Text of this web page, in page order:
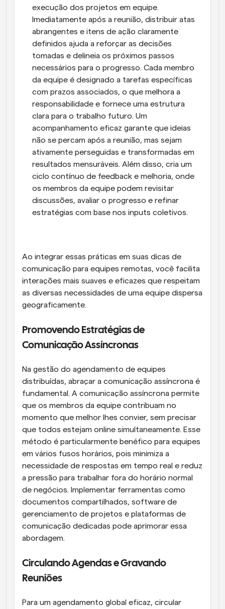
execução dos projetos em equipe.
Imediatamente após a reunião, distribuir atas
abrangentes e itens de ação claramente
definidos ajuda a reforçar as decisões
tomadas e delineia os próximos passos
necessários para o progresso. Cada membro
da equipe é designado a tarefas específicas
com prazos associados, o que melhora a
responsabilidade e fornece uma estrutura
clara para o trabalho futuro. Um
acompanhamento eficaz garante que ideias
não se percam após a reunião, mas sejam
ativamente perseguidas e transformadas em
resultados mensuráveis. Além disso, cria um
ciclo contínuo de feedback e melhoria, onde
os membros da equipe podem revisitar
discussões, avaliar o progresso e refinar
estratégias com base nos inputs coletivos.
Ao integrar essas práticas em suas dicas de
comunicação para equipes remotas, você facilita
interações mais suaves e eficazes que respeitam
as diversas necessidades de uma equipe dispersa
geograficamente.
Promovendo Estratégias de
Comunicação Assíncronas
Na gestão do agendamento de equipes
distribuídas, abraçar a comunicação assíncrona é
fundamental. A comunicação assíncrona permite
que os membros da equipe contribuam no
momento que melhor lhes convier, sem precisar
que todos estejam online simultaneamente. Esse
método é particularmente benéfico para equipes
em vários fusos horários, pois minimiza a
necessidade de respostas em tempo real e reduz
a pressão para trabalhar fora do horário normal
de negócios. Implementar ferramentas como
documentos compartilhados, software de
gerenciamento de projetos e plataformas de
comunicação dedicadas pode aprimorar essa
abordagem.
Circulando Agendas e Gravando
Reuniões
Para um agendamento global eficaz, circular